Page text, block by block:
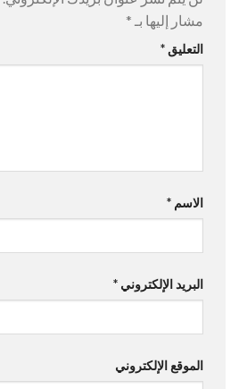
مشار إليها بـ *
التعليق *
الاسم *
البريد الإلكتروني *
الموقع الإلكتروني